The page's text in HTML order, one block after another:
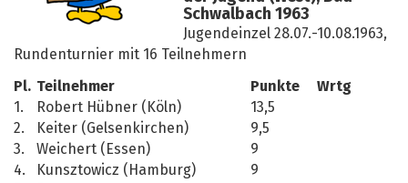
Schwalbach 1963
Jugendeinzel 28.07.-10.08.1963,
Rundenturnier mit 16 Teilnehmern
Pl. Teilnehmer Punkte
Wrtg
1.
Robert Hübner (Köln)
13,5
2.
Keiter (Gelsenkirchen)
9,5
3.
Weichert (Essen)
9
4.
Kunsztowicz (Hamburg)
9